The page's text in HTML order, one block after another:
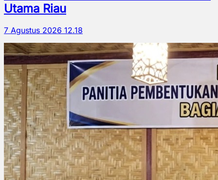
Utama Riau
7 Agustus 2026 12.18